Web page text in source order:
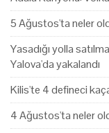
5 Ağustos'ta neler
Yasadığı yolla
Yalova'da yakalandı
Kilis'te 4 defineci
4 Ağustos'ta neler